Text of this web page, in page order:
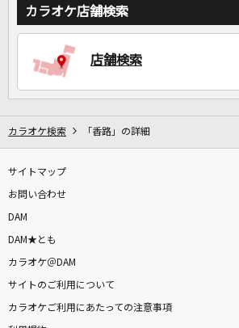
カラオケ店舗検索
店舗検索
カラオケ検索 「香路」の詳細
サイトマップ
お問い合わせ
DAM
DAM★とも
カラオケ＠DAM
サイトのご利用について
カラオケご利用にあたっての注意事項